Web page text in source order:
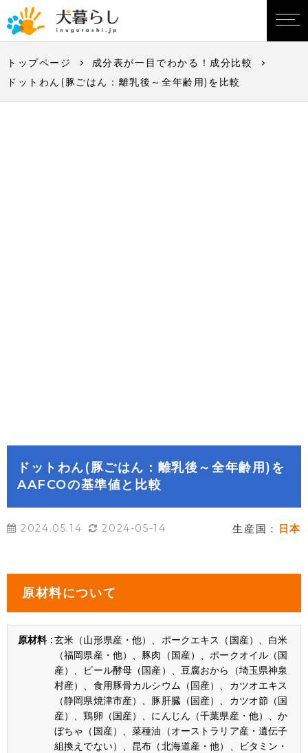
トップページ
成分表が一目でわかる！成分比較
ドットわん(豚ごはん：離乳後～全年齢用)を比較
ドットわん(豚ごはん：離乳後～全年齢用)を
AAFCOの基準値と比較
2024.05.14 2024-05-14 生産国： 日本
原材料について
玄米（山形県産・他）、ポークエキス（国産）、白米
（福岡県産・他）、豚肉（国産）、ポークオイル（国
産）、ビール酵母（国産）、豆腐おから（埼玉県神泉
村産）、食用豚骨カルシウム（国産）、カツオエキス
（静岡県焼津市産）、豚肝臓（国産）、カツオ節（国
産）、鶏卵（国産）、にんじん（千葉県産・他）、か
ぼちゃ（国産）、菜種油（オーストラリア産・遺伝子
組換えでない）、昆布（北海道産・他）、ビタミン・